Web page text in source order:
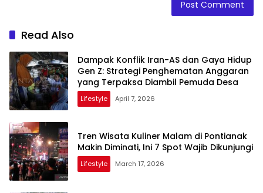
Read Also
Dampak Konflik Iran-AS dan Gaya Hidup
Gen Z: Strategi Penghematan Anggaran
yang Terpaksa Diambil Pemuda Desa
Lifestyle April 7, 2026
Tren Wisata Kuliner Malam di Pontianak
Makin Diminati, Ini 7 Spot Wajib Dikunjungi
Lifestyle March 17, 2026